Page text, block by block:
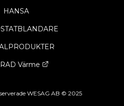
HANSA
Värme
WESAG AB © 2025